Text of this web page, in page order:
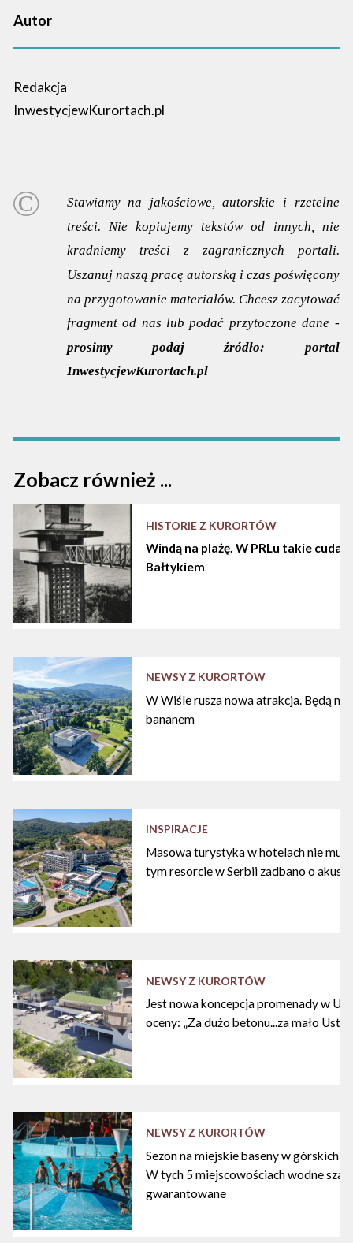
Autor
Redakcja
InwestycjewKurortach.pl
Stawiamy na jakościowe, autorskie i rzetelne
treści. Nie kopiujemy tekstów od innych, nie
kradniemy treści z zagranicznych portali.
Uszanuj naszą pracę autorską i czas poświęcony
na przygotowanie materiałów. Chcesz zacytować
fragment od nas lub podać przytoczone dane -
prosimy podaj źródło:
portal
InwestycjewKurortach.pl
Zobacz również ...
HISTORIE Z KURORTÓW
Windą na plażę. W PRLu takie cuda
Bałtykiem
NEWSY Z KURORTÓW
W Wiśle rusza nowa atrakcja. Będą
bananem
INSPIRACJE
Masowa turystyka w hotelach nie musi
tym resorcie w Serbii zadbano o
NEWSY Z KURORTÓW
Jest nowa koncepcja promenady w
oceny: „Za dużo betonu...za mało
NEWSY Z KURORTÓW
Sezon na miejskie baseny w górskich
W tych 5 miejscowościach wodne
gwarantowane